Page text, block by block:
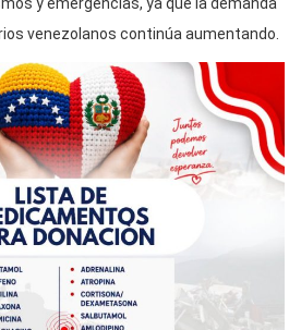
venezolanos continúa aumentando.